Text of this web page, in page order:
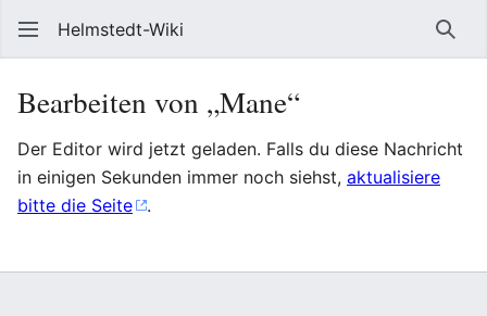
Helmstedt-Wiki
Bearbeiten von „Mane“
Der Editor wird jetzt geladen. Falls du diese Nachricht
in einigen Sekunden immer noch siehst, aktualisiere
bitte die Seite
.